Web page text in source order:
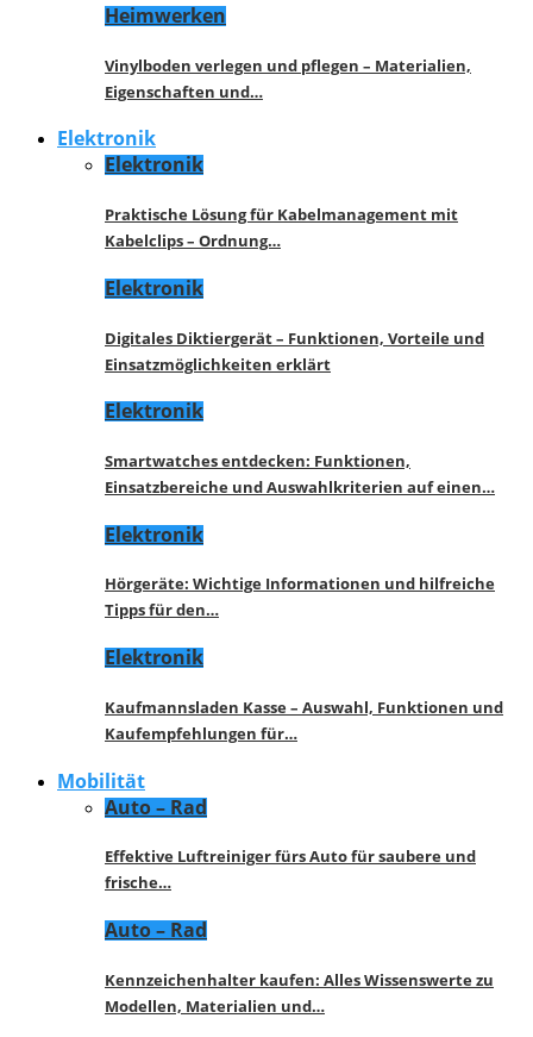
Heimwerken
Vinylboden verlegen und pflegen – Materialien,
Eigenschaften und…
Elektronik
Elektronik
Praktische Lösung für Kabelmanagement mit
Kabelclips – Ordnung…
Elektronik
Digitales Diktiergerät – Funktionen, Vorteile und
Einsatzmöglichkeiten erklärt
Elektronik
Smartwatches entdecken: Funktionen,
Einsatzbereiche und Auswahlkriterien auf einen…
Elektronik
Hörgeräte: Wichtige Informationen und hilfreiche
Tipps für den…
Elektronik
Kaufmannsladen Kasse – Auswahl, Funktionen und
Kaufempfehlungen für…
Mobilität
Auto – Rad
Effektive Luftreiniger fürs Auto für saubere und
frische…
Auto – Rad
Kennzeichenhalter kaufen: Alles Wissenswerte zu
Modellen, Materialien und…